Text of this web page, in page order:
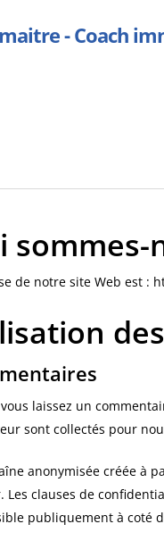
- Coach
sommes-
de notre site Web est
laissez un
sont collectés pour
anonymisée créée à
Les clauses de
publiquement à coté